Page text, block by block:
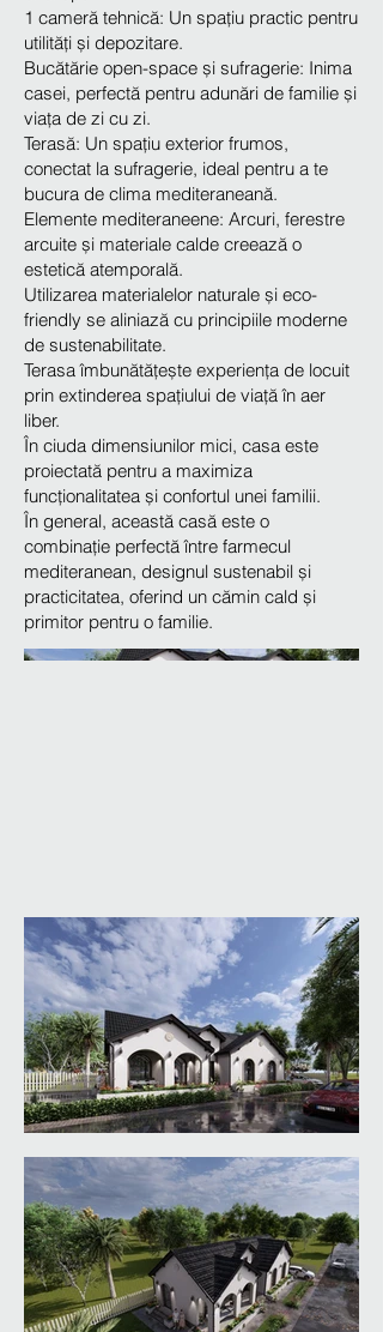
1 cameră tehnică: Un spațiu practic pentru
utilități și depozitare.
Bucătărie open-space și sufragerie: Inima
casei, perfectă pentru adunări de familie și
viața de zi cu zi.
Terasă: Un spațiu exterior frumos,
conectat la sufragerie, ideal pentru a te
bucura de clima mediteraneană.
Elemente mediteraneene: Arcuri, ferestre
arcuite și materiale calde creează o
estetică atemporală.
Utilizarea materialelor naturale și eco-
friendly se aliniază cu principiile moderne
de sustenabilitate.
Terasa îmbunătățește experiența de locuit
prin extinderea spațiului de viață în aer
liber.
În ciuda dimensiunilor mici, casa este
proiectată pentru a maximiza
funcționalitatea și confortul unei familii.
În general, această casă este o
combinație perfectă între farmecul
mediteranean, designul sustenabil și
practicitatea, oferind un cămin cald și
primitor pentru o familie.